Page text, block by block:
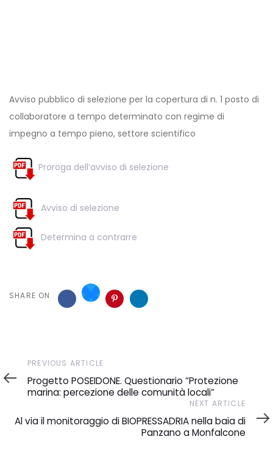
Avviso pubblico di selezione per la copertura di n. 1 posto di
collaboratore a tempo determinato con regime di
impegno a tempo pieno, settore scientifico
Proroga dell’avviso di selezione
Avviso di selezione
Determina a contrarre
SHARE ON
navigation
Previous
Article
PREVIOUS ARTICLE
Progetto POSEIDONE. Questionario “Protezione
marina: percezione delle comunità locali”
Article
NEXT ARTICLE
Al via il monitoraggio di BIOPRESSADRIA nella baia di
Panzano a Monfalcone